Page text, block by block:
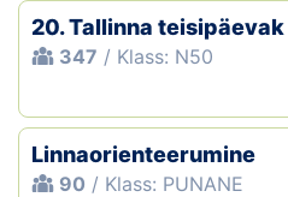
20. Tallinna teisipäevak
347 / Klass: N50
Linnaorienteerumine
90 / Klass: PUNANE